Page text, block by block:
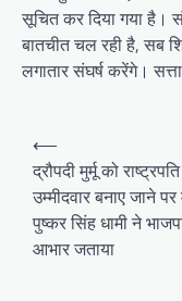
सूचित कर दिया गया है।
बातचीत चल रही है, सब
लगातार संघर्ष करेंगे।
o
⟵
द्रौपदी मुर्मू को
उम्मीदवार बनाए जाने
पुष्कर सिंह धामी ने
आभार जताया